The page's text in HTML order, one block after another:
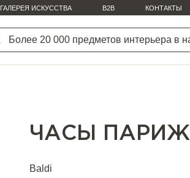
ГАЛЕРЕЯ ИСКУССТВА B2B КОНТАКТЫ
ЧАСЫ ПАРИЖ
Baldi